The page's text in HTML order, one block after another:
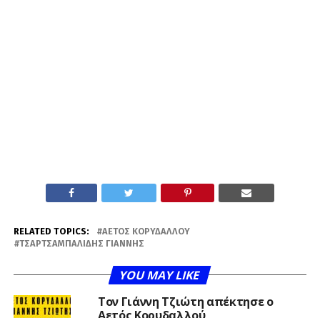
RELATED TOPICS:
ΑΕΤΌΣ ΚΟΡΥΔΑΛΛΟΎ
ΤΣΑΡΤΣΑΜΠΑΛΊΔΗΣ ΓΙΆΝΝΗΣ
YOU MAY LIKE
Τον Γιάννη Τζιώτη απέκτησε ο